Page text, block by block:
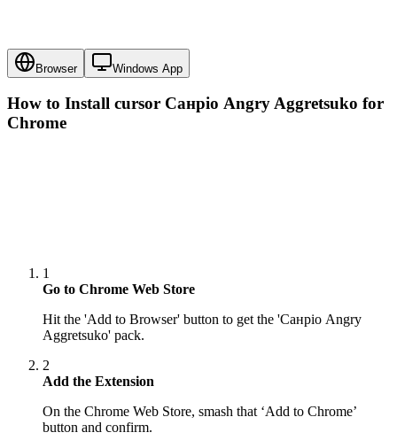
Browser Windows App
How to Install cursor Санріо Angry Aggretsuko for
Chrome
1
Go to Chrome Web Store
Hit the 'Add to Browser' button to get the 'Санріо Angry
Aggretsuko' pack.
2
Add the Extension
On the Chrome Web Store, smash that ‘Add to Chrome’
button and confirm.